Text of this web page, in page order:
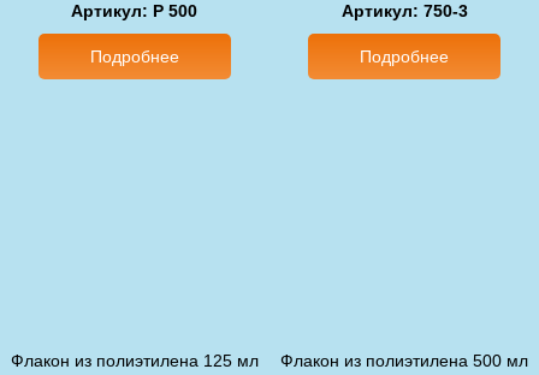
Артикул: P 500
Подробнее
Артикул: 750-3
Подробнее
Флакон из полиэтилена 125 мл
Флакон из полиэтилена 500 мл